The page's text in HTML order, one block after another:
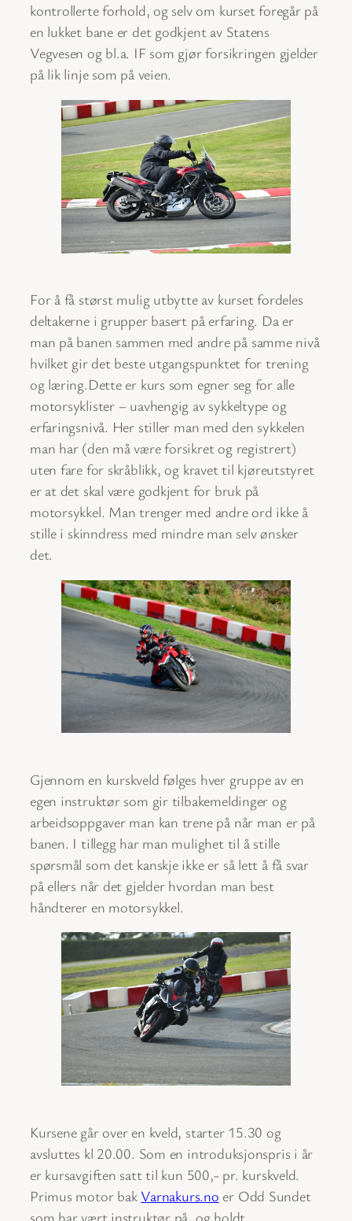
kontrollerte forhold, og selv om kurset foregår på
en lukket bane er det godkjent av Statens
Vegvesen og bl.a. IF som gjør forsikringen gjelder
på lik linje som på veien.
For å få størst mulig utbytte av kurset fordeles
deltakerne i grupper basert på erfaring. Da er
man på banen sammen med andre på samme nivå
hvilket gir det beste utgangspunktet for trening
og læring.Dette er kurs som egner seg for alle
motorsyklister – uavhengig av sykkeltype og
erfaringsnivå. Her stiller man med den sykkelen
man har (den må være forsikret og registrert)
uten fare for skråblikk, og kravet til kjøreutstyret
er at det skal være godkjent for bruk på
motorsykkel. Man trenger med andre ord ikke å
stille i skinndress med mindre man selv ønsker
det.
Gjennom en kurskveld følges hver gruppe av en
egen instruktør som gir tilbakemeldinger og
arbeidsoppgaver man kan trene på når man er på
banen. I tillegg har man mulighet til å stille
spørsmål som det kanskje ikke er så lett å få svar
på ellers når det gjelder hvordan man best
håndterer en motorsykkel.
Kursene går over en kveld, starter 15.30 og
avsluttes kl 20.00. Som en introduksjonspris i år
er kursavgiften satt til kun 500,- pr. kurskveld.
Primus motor bak Varnakurs.no er Odd Sundet
som har vært instruktør på, og holdt,